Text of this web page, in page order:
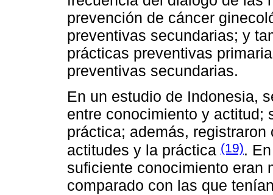
prevención de cáncer
preventivas secundarias; y
prácticas preventivas
preventivas secundarias.
En un estudio de Indonesia,
entre conocimiento y actitud;
práctica; además,
actitudes y la práctica (19).
suficiente conocimiento eran
comparado con las que